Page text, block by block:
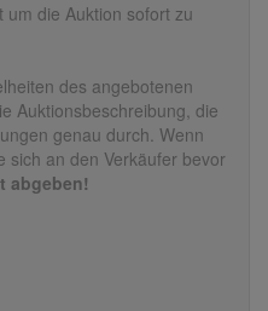
um die Auktion sofort zu
des angebotenen
Auktionsbeschreibung, die
genau durch. Wenn
sich an den Verkäufer bevor
abgeben!